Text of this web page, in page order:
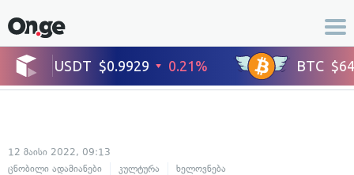
12 მაისი 2022, 09:13
ცნობილი ადამიანები
კულტურა ხელოვნება